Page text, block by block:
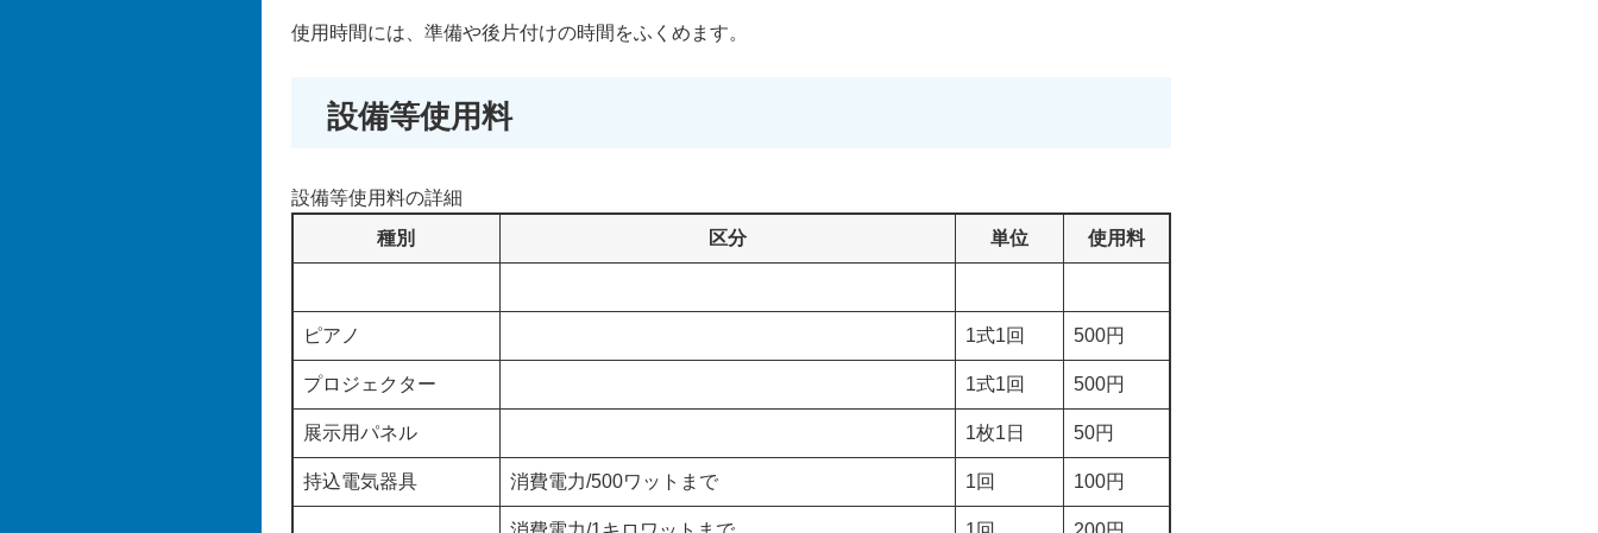
使用時間には、準備や後片付けの時間をふくめます。
設備等使用料
設備等使用料の詳細
種別
区分 単位 使用料
ピアノ 1式1回 500円
プロジェクター 1式1回 500円
展示用パネル 1枚1日 50円
持込電気器具 消費電力/500ワットまで 1回 100円